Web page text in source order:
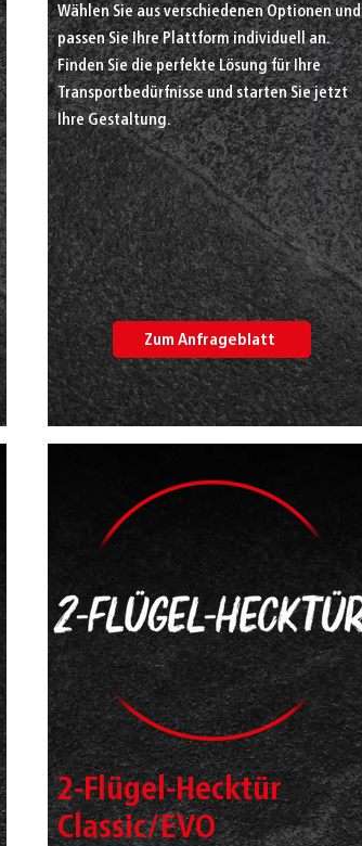
Wählen Sie aus verschiedenen Optionen und
passen Sie Ihre Plattform individuell an.
Finden Sie die perfekte Lösung für Ihre
Transportbedürfnisse und starten Sie jetzt
Ihre Gestaltung.
Zum Anfrageblatt
2-Flügel-Hecktür
Classic/EVO